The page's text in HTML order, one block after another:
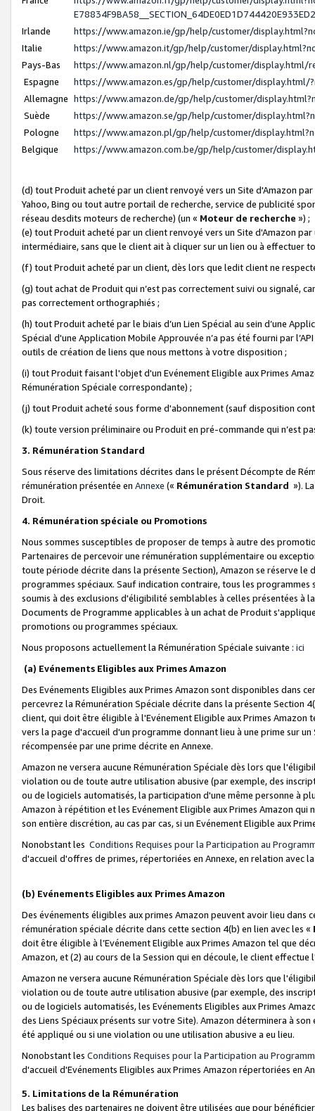
Irlande
https://www.amazon.ie/gp/help/customer/
Italie
https://www.amazon.it/gp/help/customer/
Pays-Bas
https://www.amazon.nl/gp/help/customer/display.html/
Espagne
https://www.amazon.es/gp/help/customer/display.html/
Allemagne https://www.amazon.de/gp/help/customer/
Suède
https://www.amazon.se/gp/help/customer/
Pologne
https://www.amazon.pl/gp/help/customer/
Belgique
https://www.amazon.com.be/gp/help/customer/
(d) tout Produit acheté par un client renvoyé vers un Site d'Amazon
Yahoo, Bing ou tout autre portail de recherche, service de publicité
réseau desdits moteurs de recherche) (un « Moteur de recherche ») ;
(e) tout Produit acheté par un client renvoyé vers un Site d'Amazon
intermédiaire, sans que le client ait à cliquer sur un lien ou à
(f) tout Produit acheté par un client, dès lors que ledit client ne
(g) tout achat de Produit qui n’est pas correctement suivi ou signalé,
pas correctement orthographiés ;
(h) tout Produit acheté par le biais d’un Lien Spécial au sein d’une
Spécial d'une Application Mobile Approuvée n’a pas été fourni par
outils de création de liens que nous mettons à votre disposition ;
(i) tout Produit faisant l'objet d'un Evénement Eligible aux Primes
Rémunération Spéciale correspondante) ;
(j) tout Produit acheté sous forme d'abonnement (sauf disposition
(k) toute version préliminaire ou Produit en pré-commande qui n’est
3. Rémunération Standard
Sous réserve des limitations décrites dans le présent Décompte de
rémunération présentée en Annexe (« Rémunération Standard »).
Droit.
4. Rémunération spéciale ou Promotions
Nous sommes susceptibles de proposer de temps à autre des
Partenaires de percevoir une rémunération supplémentaire ou
toute période décrite dans la présente Section), Amazon se réserve
programmes spéciaux. Sauf indication contraire, tous les
soumis à des exclusions d'éligibilité semblables à celles présentées à
Documents de Programme applicables à un achat de Produit
promotions ou programmes spéciaux.
Nous proposons actuellement la Rémunération Spéciale suivante : ici
(a) Evénements Eligibles aux Primes Amazon
Des Evénements Eligibles aux Primes Amazon sont disponibles dans
percevrez la Rémunération Spéciale décrite dans la présente Section
client, qui doit être éligible à l'Evénement Eligible aux Primes Amazon
vers la page d'accueil d'un programme donnant lieu à une prime sur
récompensée par une prime décrite en Annexe.
Amazon ne versera aucune Rémunération Spéciale dès lors que
violation ou de toute autre utilisation abusive (par exemple, des
ou de logiciels automatisés, la participation d'une même personne à
Amazon à répétition et les Evénement Eligible aux Primes Amazon qui
son entière discrétion, au cas par cas, si un Evénement Eligible aux
Nonobstant les Conditions Requises pour la Participation au
d'accueil d'offres de primes, répertoriées en Annexe, en relation avec
(b) Evénements Eligibles aux Primes Amazon
Des événements éligibles aux primes Amazon peuvent avoir lieu dans
rémunération spéciale décrite dans cette section 4(b) en lien avec les «
doit être éligible à l’Evénement Eligible aux Primes Amazon tel que
Amazon, et (2) au cours de la Session qui en découle, le client
Amazon ne versera aucune Rémunération Spéciale dès lors que
violation ou de toute autre utilisation abusive (par exemple, des
ou de logiciels automatisés, les Evénements Eligibles aux Primes
des Liens Spéciaux présents sur votre Site). Amazon déterminera à
été appliqué ou si une violation ou une utilisation abusive a eu lieu.
Nonobstant les Conditions Requises pour la Participation au
d'accueil d'Evénements Eligibles aux Primes Amazon répertoriées en
5. Limitations de la Rémunération
Les balises des partenaires ne doivent être utilisées que pour